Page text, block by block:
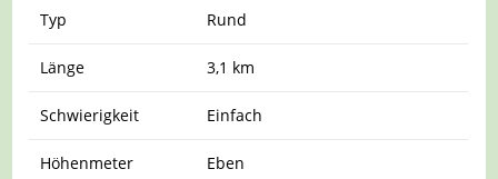
Typ Rund
Länge 3,1 km
Schwierigkeit Einfach
Höhenmeter Eben